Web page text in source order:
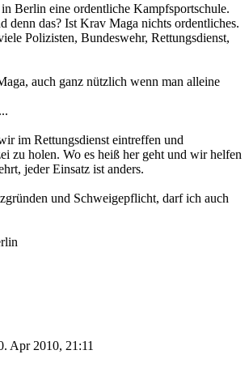
Berlin eine ordentliche Kampfsportschule.
denn das? Ist Krav Maga nichts ordentliches.
Polizisten, Bundeswehr, Rettungsdienst,
auch ganz nützlich wenn man alleine
im Rettungsdienst eintreffen und
zu holen. Wo es heiß her geht und wir helfen
jeder Einsatz ist anders.
und Schweigepflicht, darf ich auch
Apr 2010, 21:11